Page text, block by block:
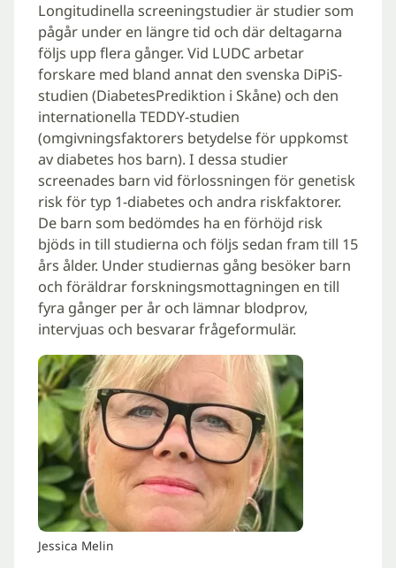
Longitudinella screeningstudier är studier som
pågår under en längre tid och där deltagarna
följs upp flera gånger. Vid LUDC arbetar
forskare med bland annat den svenska DiPiS-
studien (DiabetesPrediktion i Skåne) och den
internationella TEDDY-studien
(omgivningsfaktorers betydelse för uppkomst
av diabetes hos barn). I dessa studier
screenades barn vid förlossningen för genetisk
risk för typ 1-diabetes och andra riskfaktorer.
De barn som bedömdes ha en förhöjd risk
bjöds in till studierna och följs sedan fram till 15
års ålder. Under studiernas gång besöker barn
och föräldrar forskningsmottagningen en till
fyra gånger per år och lämnar blodprov,
intervjuas och besvarar frågeformulär.
Jessica Melin